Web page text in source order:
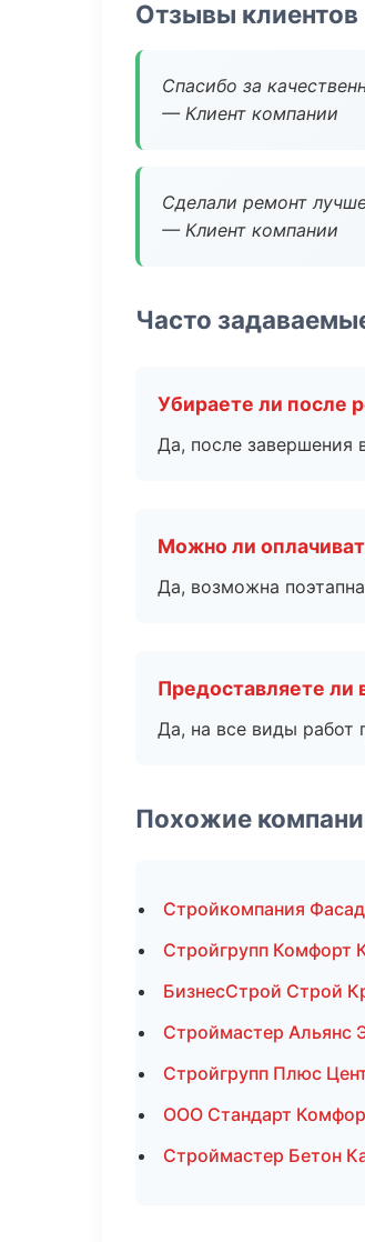
Отзывы клиентов
Спасибо за
— Клиент компании
Сделали ремонт
— Клиент компании
Часто
Убираете ли после
Да, после завершения
Можно ли
Да, возможна
Предоставляете ли
Да, на все виды работ
Похожие
Стройкомпания
Стройгрупп Комфорт
БизнесСтрой Строй
Строймастер Альянс
Стройгрупп Плюс
ООО Стандарт
Строймастер Бетон